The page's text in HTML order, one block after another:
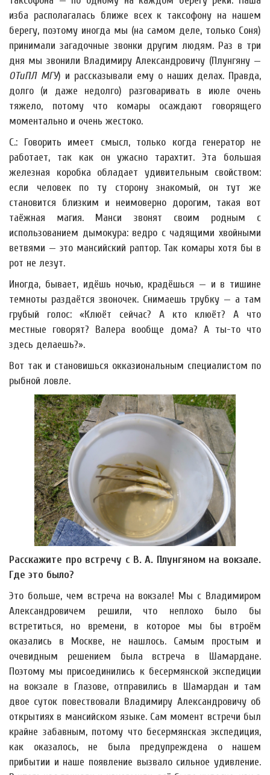
изба располагалась ближе всех к таксофону на нашем
берегу, поэтому иногда мы (на самом деле, только Соня)
принимали загадочные звонки другим людям. Раз в три
дня мы звонили Владимиру Александровичу (Плунгяну —
ОТиПЛ МГУ) и рассказывали ему о наших делах. Правда,
долго (и даже недолго) разговаривать в июле очень
тяжело, потому что комары осаждают говорящего
моментально и очень жестоко.
С.: Говорить имеет смысл, только когда генератор не
работает, так как он ужасно тарахтит. Эта большая
железная коробка обладает удивительным свойством:
если человек по ту сторону знакомый, он тут же
становится близким и неимоверно дорогим, такая вот
таёжная магия. Манси звонят своим родным с
использованием дымокура: ведро с чадящими хвойными
ветвями — это мансийский раптор. Так комары хотя бы в
рот не лезут.
Иногда, бывает, идёшь ночью, крадёшься — и в тишине
темноты раздаётся звоночек. Снимаешь трубку — а там
грубый голос: «Клюёт сейчас? А кто клюёт? А что
местные говорят? Валера вообще дома? А ты-то что
здесь делаешь?».
Вот так и становишься окказиональным специалистом по
рыбной ловле.
Расскажите про встречу с В. А. Плунгяном на вокзале.
Где это было?
Это больше, чем встреча на вокзале! Мы с Владимиром
Александровичем решили, что неплохо было бы
встретиться, но времени, в которое мы бы втроём
оказались в Москве, не нашлось. Самым простым и
очевидным решением была встреча в Шамардане.
Поэтому мы присоединились к бесермянской экспедиции
на вокзале в Глазове, отправились в Шамардан и там
двое суток повествовали Владимиру Александровичу об
открытиях в мансийском языке. Сам момент встречи был
крайне забавным, потому что бесермянская экспедиция,
как оказалось, не была предупреждена о нашем
прибытии и наше появление вызвало сильное удивление.